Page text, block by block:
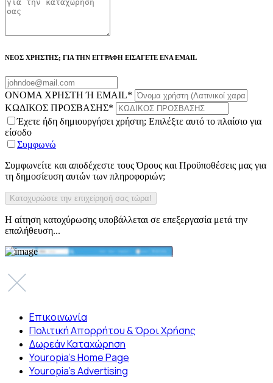
ΝΕΟΣ ΧΡΗΣΤΗΣ; ΓΙΑ ΤΗΝ ΕΓΓΡΑΦΗ ΕΙΣΑΓΕΤΕ ΕΝΑ EMAIL
ΟΝΟΜΑ ΧΡΗΣΤΗ Ή EMAIL*
ΚΩΔΙΚΟΣ ΠΡΟΣΒΑΣΗΣ*
Έχετε ήδη δημιουργήσει χρήστη; Επιλέξτε αυτό το πλαίσιο για
είσοδο
Συμφωνώ
Συμφωνείτε και αποδέχεστε τους Όρους και Προϋποθέσεις μας για
τη δημοσίευση αυτών των πληροφοριών;
Η αίτηση κατοχύρωσης υποβάλλεται σε επεξεργασία μετά την
επαλήθευση...
Επικοινωνία
Πολιτική Απορρήτου & Όροι Χρήσης
Δωρεάν Καταχώρηση
Youropia’s Home Page
Youropia’s Advertising